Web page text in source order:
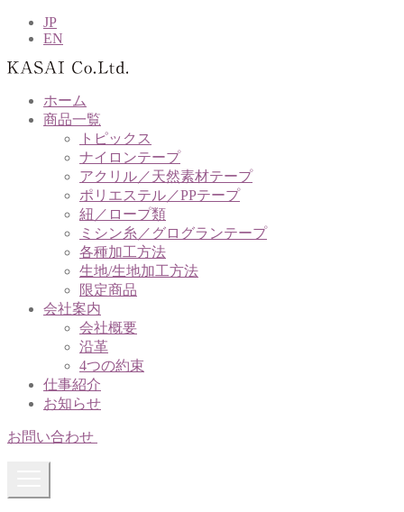
JP
EN
ホーム
商品一覧
トピックス
ナイロンテープ
アクリル／天然素材テープ
ポリエステル／PPテープ
紐／ロープ類
ミシン糸／グログランテープ
各種加工方法
生地/生地加工方法
限定商品
会社案内
会社概要
沿革
4つの約束
仕事紹介
お知らせ
お問い合わせ